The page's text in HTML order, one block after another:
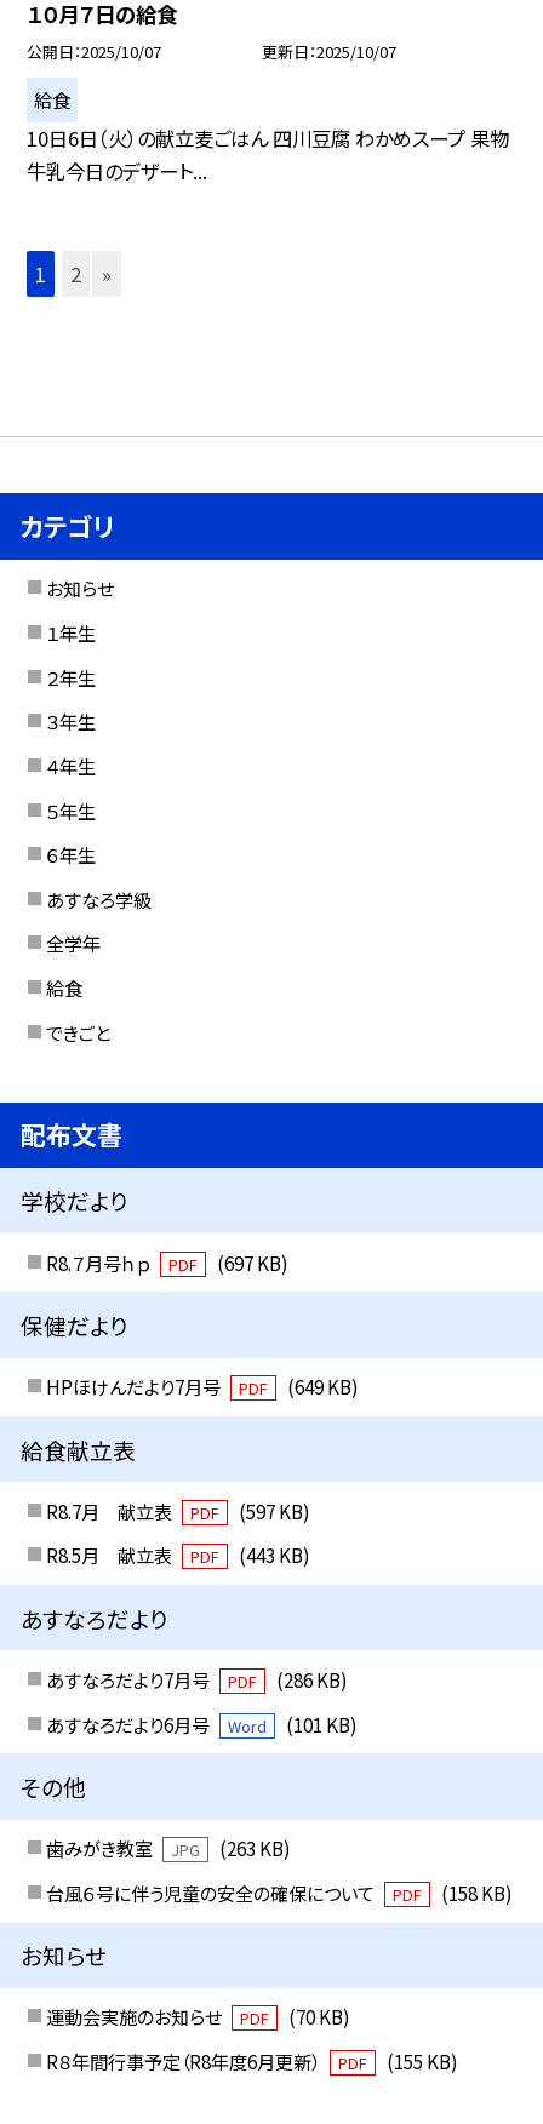
１０月７日の給食
公開日 2025/10/07 更新日 2025/10/07
給食
10日6日（火）の献立麦ごはん 四川豆腐 わかめスープ 果物
牛乳今日のデザート...
1 2 »
カテゴリ
お知らせ
１年生
２年生
３年生
４年生
５年生
６年生
あすなろ学級
全学年
給食
できごと
配布文書
学校だより
R8.７月号ｈｐ PDF (697 KB)
保健だより
HPほけんだより7月号 PDF (649 KB)
給食献立表
R8.7月 献立表 PDF
(597 KB)
R8.5月 献立表
PDF (443 KB)
あすなろだより
あすなろだより7月号 PDF
(286 KB)
あすなろだより6月号
Word (101 KB)
その他
歯みがき教室 JPG
(263 KB)
台風６号に伴う児童の安全の確保について
PDF (158 KB)
お知らせ
運動会実施のお知らせ PDF
(70 KB)
R８年間行事予定（R8年度6月更新）
PDF (155 KB)